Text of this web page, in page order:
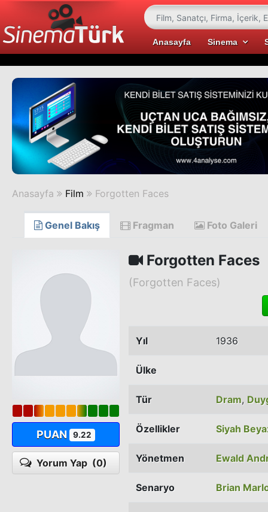
Anasayfa Sinema
Anasayfa Film Forgotten Faces
Genel Bakış Fragman Foto Galeri
PUAN 9.22
Yorum Yap (0)
Forgotten Faces
(Forgotten Faces)
Yıl 1936
Ülke
Tür Dram,
Özellikler Siyah
Yönetmen Ewald
Senaryo Brian